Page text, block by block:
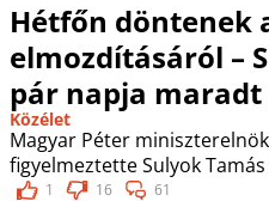
Hétfőn döntenek
elmozdításáról –
pár napja maradt
Közélet
Magyar Péter
figyelmeztette Sulyok
1 16 61